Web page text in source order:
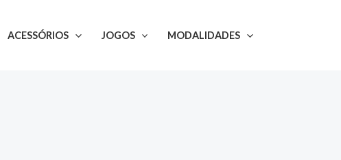
ACESSÓRIOS JOGOS MODALIDADES